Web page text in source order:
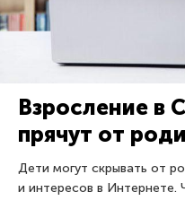
Взросление в
прячут от
Дети могут скрывать от
и интересов в Интернете.